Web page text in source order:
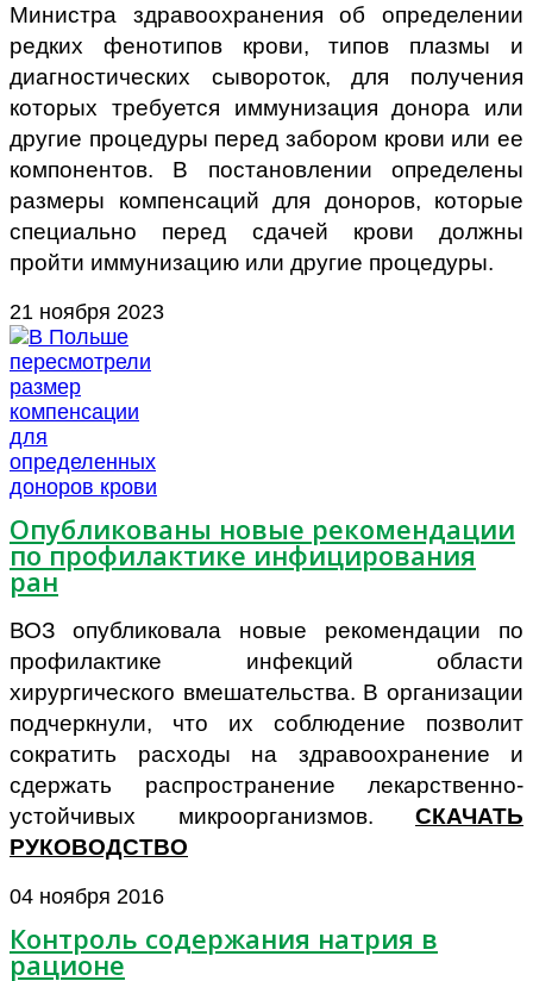
Министра здравоохранения об определении
редких фенотипов крови, типов плазмы и
диагностических сывороток, для получения
которых требуется иммунизация донора или
другие процедуры перед забором крови или ее
компонентов. В постановлении определены
размеры компенсаций для доноров, которые
специально перед сдачей крови должны
пройти иммунизацию или другие процедуры.
21 ноября 2023
Опубликованы новые рекомендации
по профилактике инфицирования
ран
ВОЗ опубликовала новые рекомендации по
профилактике инфекций области
хирургического вмешательства. В организации
подчеркнули, что их соблюдение позволит
сократить расходы на здравоохранение и
сдержать распространение лекарственно-
устойчивых микроорганизмов. СКАЧАТЬ
РУКОВОДСТВО
04 ноября 2016
Контроль содержания натрия в
рационе